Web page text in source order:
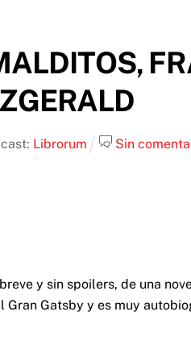
Librorum Sin
y sin spoilers, de una
Gran Gatsby y es muy